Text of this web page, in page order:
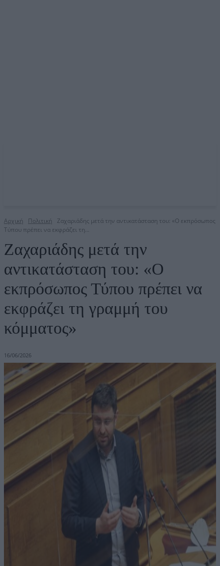
Αρχική Πολιτική
Ζαχαριάδης μετά την αντικατάσταση του: «Ο εκπρόσωπος
Τύπου πρέπει να εκφράζει τη...
Ζαχαριάδης μετά την
αντικατάσταση του: «Ο
εκπρόσωπος Τύπου πρέπει να
εκφράζει τη γραμμή του
κόμματος»
16/06/2026